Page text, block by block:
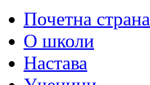
Почетна страна
О школи
Настава